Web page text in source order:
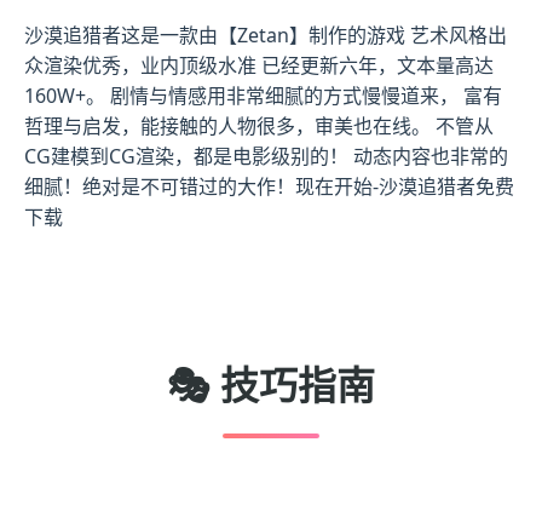
沙漠追猎者这是一款由【Zetan】制作的游戏 艺术风格出
众渲染优秀，业内顶级水准 已经更新六年，文本量高达
160W+。 剧情与情感用非常细腻的方式慢慢道来， 富有
哲理与启发，能接触的人物很多，审美也在线。 不管从
CG建模到CG渲染，都是电影级别的！ 动态内容也非常的
细腻！绝对是不可错过的大作！现在开始-沙漠追猎者免费
下载
🎭 技巧指南